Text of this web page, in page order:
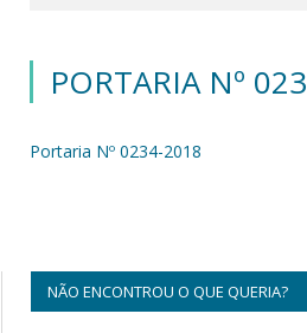
PORTARIA Nº
Portaria Nº 0234-2018
NÃO ENCONTROU O QUE QUERIA?